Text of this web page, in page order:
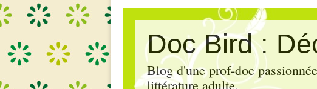
Doc Bird :
Blog d'une prof-doc
littérature adulte.